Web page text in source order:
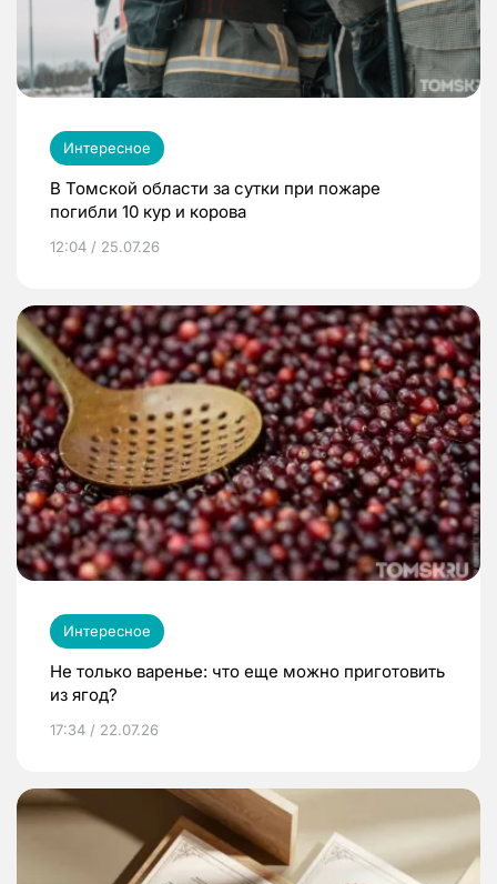
Интересное
В Томской области за сутки при пожаре
погибли 10 кур и корова
12:04 / 25.07.26
Интересное
Не только варенье: что еще можно приготовить
из ягод?
17:34 / 22.07.26